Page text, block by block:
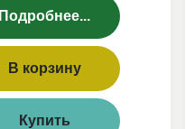
Подробнее...
В корзину
Купить